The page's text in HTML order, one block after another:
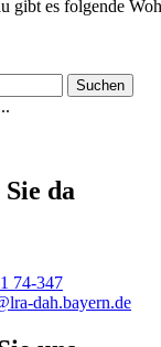
gibt es folgende
Suchen
da
74-347
dah.bayern.de